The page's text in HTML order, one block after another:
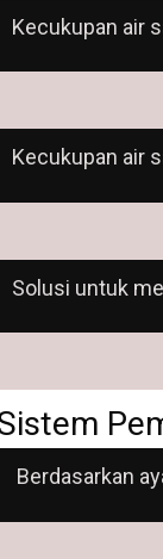
Kecukupan air
Kecukupan air
Solusi untuk
Berdasarkan